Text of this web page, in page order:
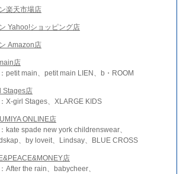
楽天市場店
Yahoo!ショッピング店
Amazon店
店
petit main、petit main LIEN、b・ROOM
Stages店
X-girl Stages、XLARGE KIDS
ONLINE店
kate spade new york childrenswear、
、by loveit、Lindsay、BLUE CROSS
店
After the rain、babycheer、